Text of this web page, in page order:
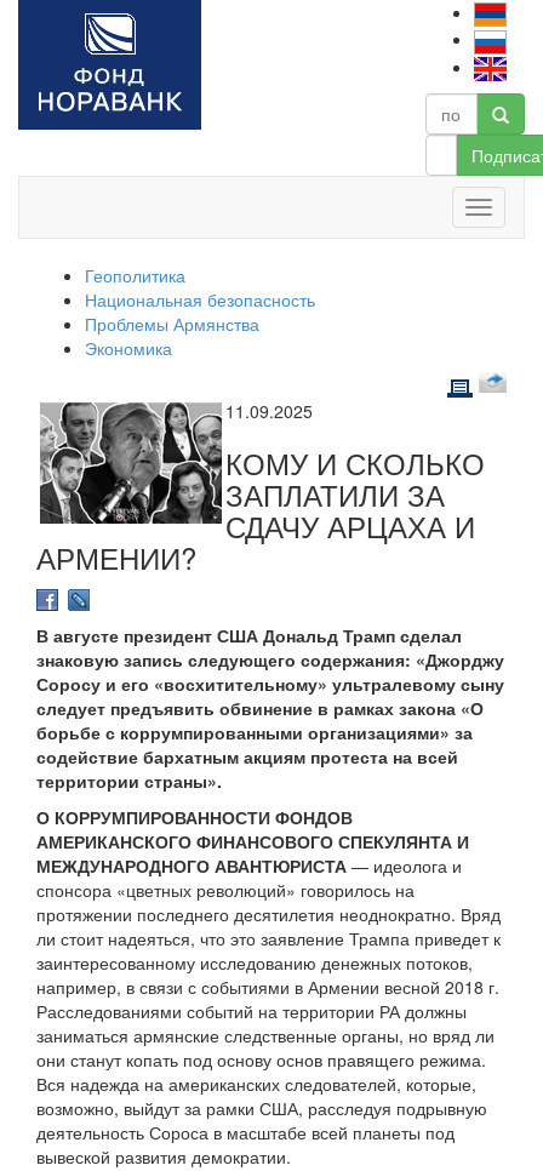
Геополитика
Национальная безопасность
Проблемы Армянства
Экономика
11.09.2025
КОМУ И СКОЛЬКО
ЗАПЛАТИЛИ ЗА
СДАЧУ АРЦАХА И
АРМЕНИИ?
В августе президент США Дональд Трамп сделал
знаковую запись следующего содержания: «Джорджу
Соросу и его «восхитительному» ультралевому сыну
следует предъявить обвинение в рамках закона «О
борьбе с коррумпированными организациями» за
содействие бархатным акциям протеста на всей
территории страны».
О КОРРУМПИРОВАННОСТИ ФОНДОВ
АМЕРИКАНСКОГО ФИНАНСОВОГО СПЕКУЛЯНТА И
МЕЖДУНАРОДНОГО АВАНТЮРИСТА — идеолога и
спонсора «цветных революций» говорилось на
протяжении последнего десятилетия неоднократно. Вряд
ли стоит надеяться, что это заявление Трампа приведет к
заинтересованному исследованию денежных потоков,
например, в связи с событиями в Армении весной 2018 г.
Расследованиями событий на территории РА должны
заниматься армянские следственные органы, но вряд ли
они станут копать под основу основ правящего режима.
Вся надежда на американских следователей, которые,
возможно, выйдут за рамки США, расследуя подрывную
деятельность Сороса в масштабе всей планеты под
вывеской развития демократии.